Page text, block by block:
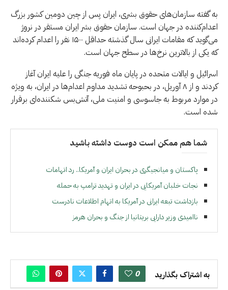
به گفته سازمان‌های حقوق بشری، ایران پس از چین دومین کشور بزرگ
اعدام‌کننده در جهان است. سازمان حقوق بشر ایران مستقر در نروژ
می‌گوید که مقامات ایرانی سال گذشته حداقل ۱۵۰۰ نفر را اعدام کرده‌اند
که یکی از بالاترین نرخ‌ها در سطح جهان است.
اسرائیل و ایالات متحده در پایان ماه فوریه جنگی را علیه ایران آغاز
کردند و از ۸ آوریل، در بحبوحه تشدید مداوم اعدام‌ها در ایران، به ویژه
در موارد مربوط به جاسوسی و امنیت ملی، آتش‌بس شکننده‌ای برقرار
شده است.
شما هم ممکن است دوست داشته باشید
پاکستان و میانجیگری در بحران ایران و آمریکا.. رد اتهامات
نجات خلبان آمریکایی در ایران و تهدید ترامپ به حمله
بازداشت تبعه ایرانی در آمریکا به اتهام اطلاعات نادرست
ناامیدی وزیر دارایی بریتانیا از جنگ و بحران هرمز
به اشتراک بگذارید 0